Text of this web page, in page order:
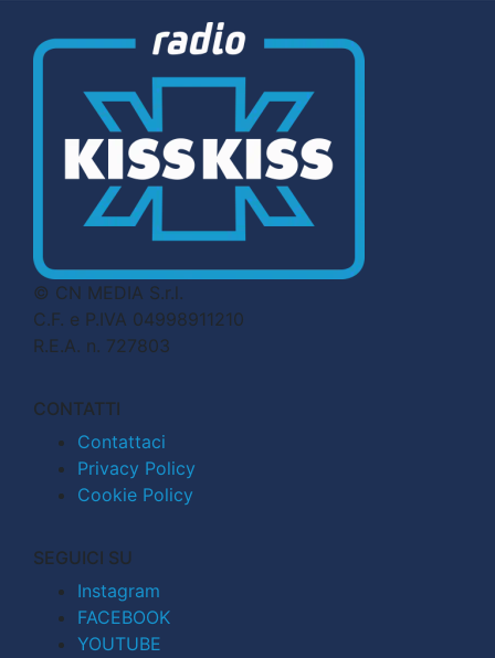
© CN MEDIA S.r.l.
C.F. e P.IVA 04998911210
R.E.A. n. 727803
CONTATTI
Contattaci
Privacy Policy
Cookie Policy
SEGUICI SU
Instagram
FACEBOOK
YOUTUBE